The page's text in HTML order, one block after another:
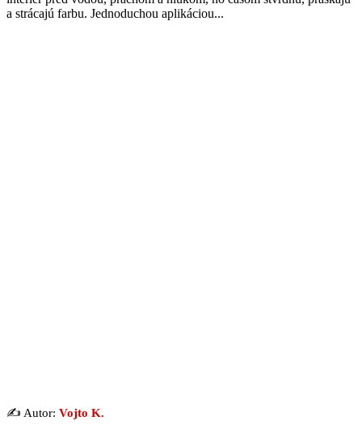
a strácajú farbu. Jednoduchou aplikáciou...
✍️ Autor: Vojto K.